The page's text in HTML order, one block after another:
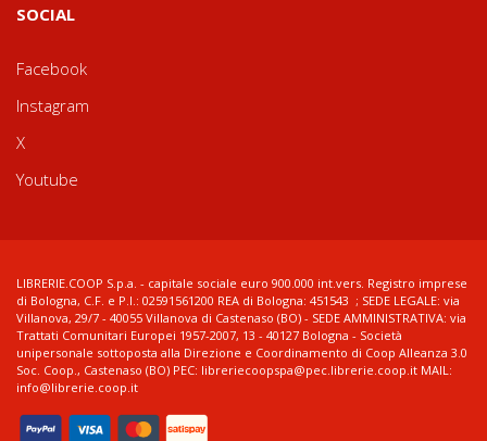
SOCIAL
Facebook
Instagram
X
Youtube
LIBRERIE.COOP S.p.a. - capitale sociale euro 900.000 int.vers. Registro imprese
di Bologna, C.F. e P.I.: 02591561200 REA di Bologna: 451543 ; SEDE LEGALE: via
Villanova, 29/7 - 40055 Villanova di Castenaso (BO) - SEDE AMMINISTRATIVA: via
Trattati Comunitari Europei 1957-2007, 13 - 40127 Bologna - Società
unipersonale sottoposta alla Direzione e Coordinamento di Coop Alleanza 3.0
Soc. Coop., Castenaso (BO) PEC: libreriecoopspa@pec.librerie.coop.it MAIL:
info@librerie.coop.it